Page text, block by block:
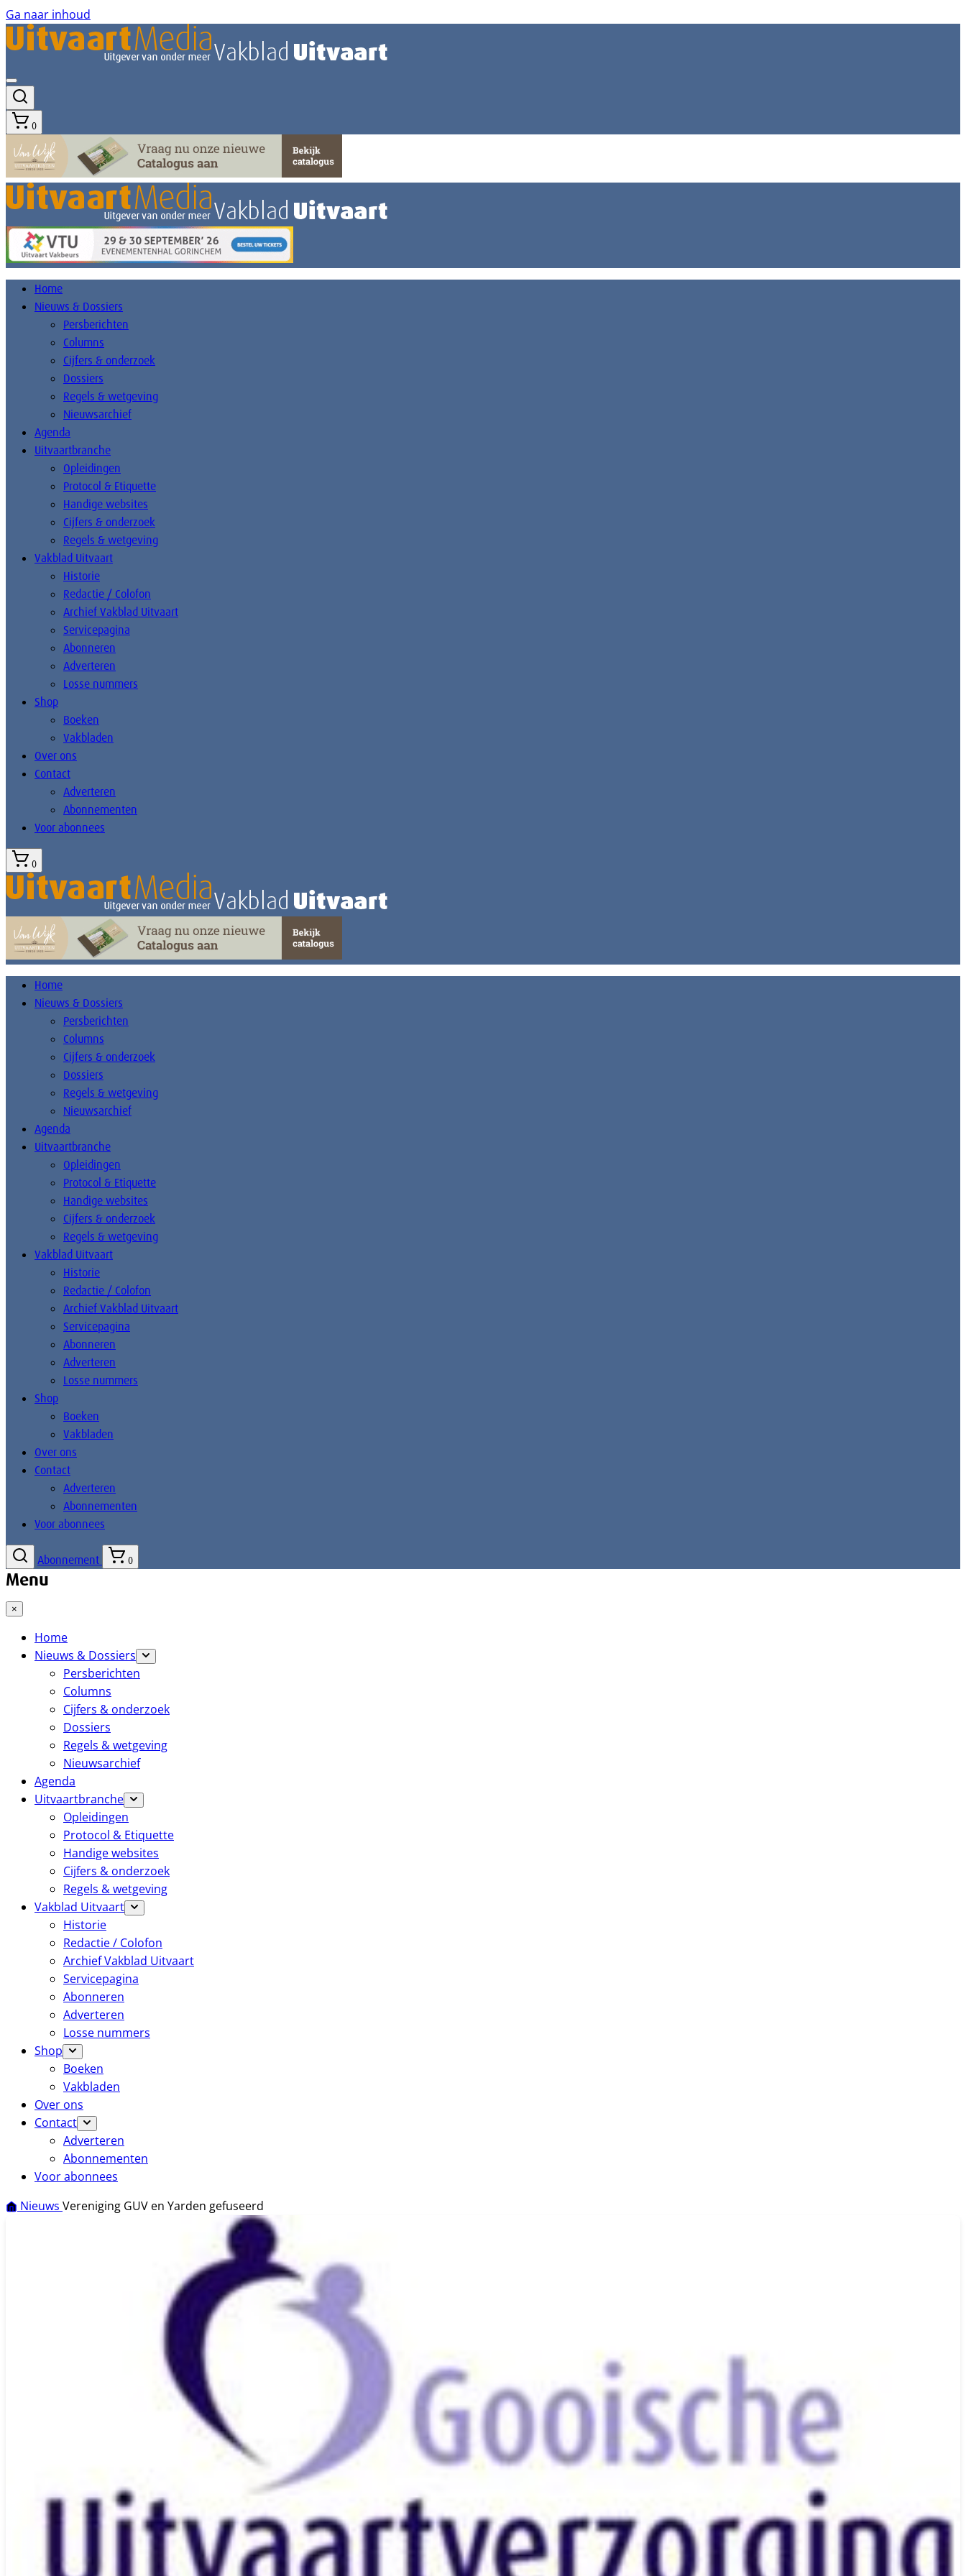
Ga naar inhoud
0
Home
Nieuws & Dossiers
Persberichten
Columns
Cijfers & onderzoek
Dossiers
Regels & wetgeving
Nieuwsarchief
Agenda
Uitvaartbranche
Opleidingen
Protocol & Etiquette
Handige websites
Cijfers & onderzoek
Regels & wetgeving
Vakblad Uitvaart
Historie
Redactie / Colofon
Archief Vakblad Uitvaart
Servicepagina
Abonneren
Adverteren
Losse nummers
Shop
Boeken
Vakbladen
Over ons
Contact
Adverteren
Abonnementen
Voor abonnees
0
Home
Nieuws & Dossiers
Persberichten
Columns
Cijfers & onderzoek
Dossiers
Regels & wetgeving
Nieuwsarchief
Agenda
Uitvaartbranche
Opleidingen
Protocol & Etiquette
Handige websites
Cijfers & onderzoek
Regels & wetgeving
Vakblad Uitvaart
Historie
Redactie / Colofon
Archief Vakblad Uitvaart
Servicepagina
Abonneren
Adverteren
Losse nummers
Shop
Boeken
Vakbladen
Over ons
Contact
Adverteren
Abonnementen
Voor abonnees
Abonnement 0
Menu
×
Home
Nieuws & Dossiers
Persberichten
Columns
Cijfers & onderzoek
Dossiers
Regels & wetgeving
Nieuwsarchief
Agenda
Uitvaartbranche
Opleidingen
Protocol & Etiquette
Handige websites
Cijfers & onderzoek
Regels & wetgeving
Vakblad Uitvaart
Historie
Redactie / Colofon
Archief Vakblad Uitvaart
Servicepagina
Abonneren
Adverteren
Losse nummers
Shop
Boeken
Vakbladen
Over ons
Contact
Adverteren
Abonnementen
Voor abonnees
Nieuws Vereniging GUV en Yarden gefuseerd